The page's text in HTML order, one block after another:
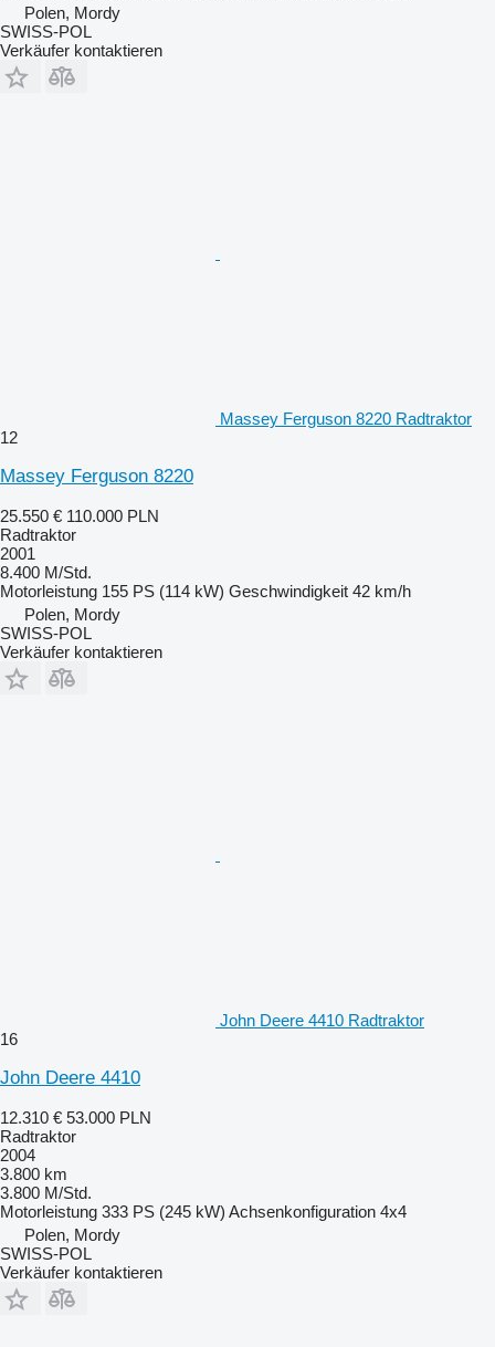
Polen, Mordy
SWISS-POL
Verkäufer kontaktieren
Massey Ferguson 8220 Radtraktor
12
Massey Ferguson 8220
25.550 € 110.000 PLN
Radtraktor
2001
8.400 M/Std.
Motorleistung 155 PS (114 kW) Geschwindigkeit 42 km/h
Polen, Mordy
SWISS-POL
Verkäufer kontaktieren
John Deere 4410 Radtraktor
16
John Deere 4410
12.310 € 53.000 PLN
Radtraktor
2004
3.800 km
3.800 M/Std.
Motorleistung 333 PS (245 kW) Achsenkonfiguration 4x4
Polen, Mordy
SWISS-POL
Verkäufer kontaktieren